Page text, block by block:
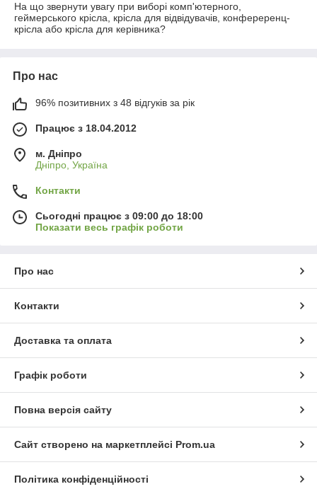
На що звернути увагу при виборі комп'ютерного,
геймерського крісла, крісла для відвідувачів, конфереренц-
крісла або крісла для керівника?
Про нас
96% позитивних з 48 відгуків за рік
Працює з 18.04.2012
м. Дніпро
Дніпро, Україна
Контакти
Сьогодні працює з 09:00 до 18:00
Показати весь графік роботи
Про нас
Контакти
Доставка та оплата
Графік роботи
Повна версія сайту
Сайт створено на маркетплейсі Prom.ua
Політика конфіденційності